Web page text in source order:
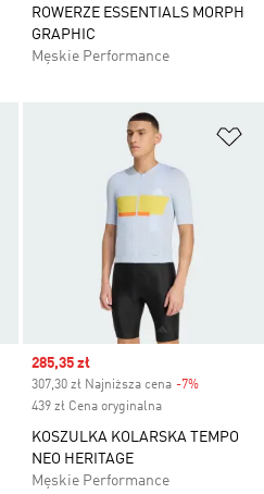
ROWERZE ESSENTIALS MORPH
GRAPHIC
Męskie Performance
Dodaj do listy życzeń
Sale price
285,35 zł
307,30 zł Najniższa cena -7%
439 zł Cena oryginalna
KOSZULKA KOLARSKA TEMPO
NEO HERITAGE
Męskie Performance